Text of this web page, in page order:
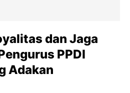
dan Jaga
PPDI
Adakan